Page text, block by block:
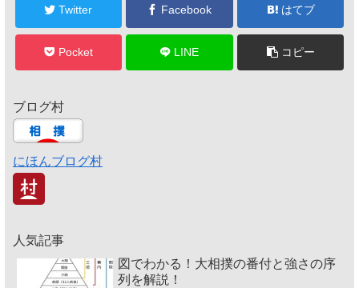
Twitter Facebook はてブ
Pocket LINE コピー
ブログ村
にほんブログ村
人気記事
図でわかる！大相撲の番付と強さの序
列を解説！